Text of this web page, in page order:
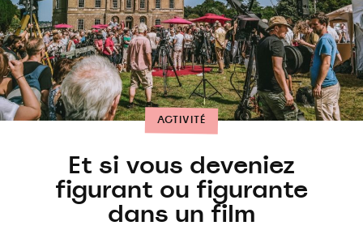
ACTIVITÉ
Et si vous deveniez
figurant ou figurante
dans un film